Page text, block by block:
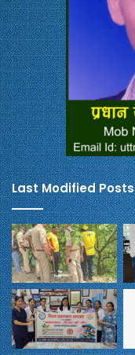
Last Modified Posts